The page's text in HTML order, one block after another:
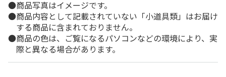
商品写真はイメージです。
商品内容として記載されていない「小道具類」はお届け
する商品に含まれておりません。
商品の色は、ご覧になるパソコンなどの環境により、実
際と異なる場合があります。